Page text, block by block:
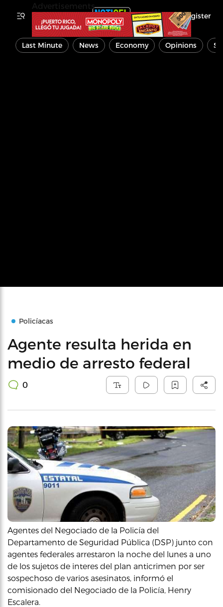
Register
Last Minute News Economy Opinions
Policíacas
Agente resulta herida en
medio de arresto federal
0
Agentes del Negociado de la Policía del
Departamento de Seguridad Pública (DSP) junto con
agentes federales arrestaron la noche del lunes a uno
de los sujetos de interes del plan anticrimen por ser
sospechoso de varios asesinatos, informó el
comisionado del Negociado de la Policía, Henry
Escalera.
Advertisements